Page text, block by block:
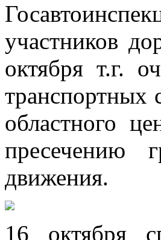
участников
октября т.г.
транспортных
областного
пресечению
движения.
16 октября